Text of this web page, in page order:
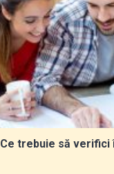
trebuie să verifici